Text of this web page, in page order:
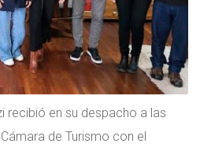
recibió en su despacho a las
de Turismo con el